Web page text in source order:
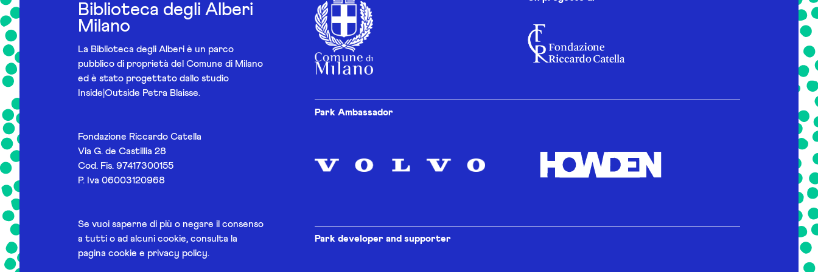
Biblioteca degli Alberi
Milano
La Biblioteca degli Alberi è un parco
pubblico di proprietà del Comune di Milano
ed è stato progettato dallo studio
Inside|Outside Petra Blaisse.
Fondazione Riccardo Catella
Via G. de Castillia 28
Cod. Fis. 97417300155
P. Iva 06003120968
Se vuoi saperne di più o negare il consenso
a tutti o ad alcuni cookie, consulta la
pagina cookie e privacy policy.
Park Ambassador
Park developer and supporter